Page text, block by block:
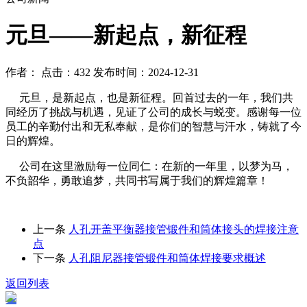
元旦——新起点，新征程
作者： 点击：432 发布时间：2024-12-31
元旦，是新起点，也是新征程。回首过去的一年，我们共
同经历了挑战与机遇，见证了公司的成长与蜕变。感谢每一位
员工的辛勤付出和无私奉献，是你们的智慧与汗水，铸就了今
日的辉煌。
公司在这里激励每一位同仁：在新的一年里，以梦为马，
不负韶华，勇敢追梦，共同书写属于我们的辉煌篇章！
上一条 ​人孔开盖平衡器接管锻件和筒体接头的焊接注意
点
下一条 ​人孔阻尼器接管锻件和筒体焊接要求概述
返回列表